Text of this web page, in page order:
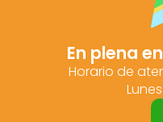
En plena
Horario de